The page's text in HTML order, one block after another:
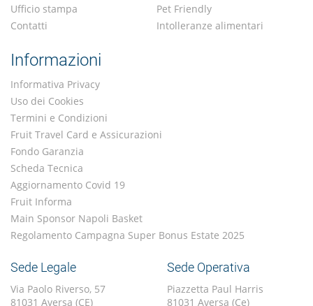
Ufficio stampa
Contatti
Pet Friendly
Intolleranze alimentari
Informazioni
Informativa Privacy
Uso dei Cookies
Termini e Condizioni
Fruit Travel Card e Assicurazioni
Fondo Garanzia
Scheda Tecnica
Aggiornamento Covid 19
Fruit Informa
Main Sponsor Napoli Basket
Regolamento Campagna Super Bonus Estate 2025
Sede Legale
Via Paolo Riverso, 57
81031 Aversa (CE)
Sede Operativa
Piazzetta Paul Harris
81031 Aversa (Ce)